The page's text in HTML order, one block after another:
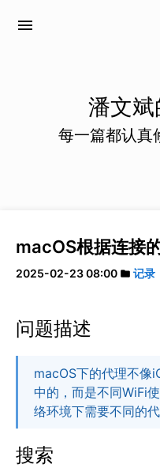
menu
潘文
每一篇都认真
macOS根据连接
2025-02-23 08:00 folder 记录
问题描述
macOS下的代理不像
中的，而是不同WiFi
络环境下需要不同的
搜索